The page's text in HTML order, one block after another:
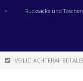
Rucksäcke und Taschen
VEILIG ACHTERAF